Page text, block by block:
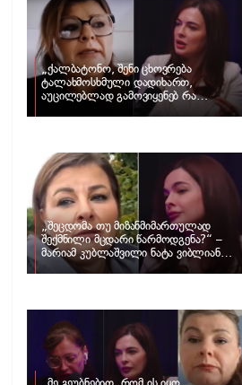
„ქალბატონო, შენი ცხოვრება
ტალახმოსხმული დადიხართ,
აუცილებლად გამოვიყენებ რა
ინფორმაციაც მაქვს“… – რა
მარიამ კუბლაშვილი
„შეცდომა თუ მიზანმიმართულად
შექმნილი მცდარი წარმოდგენა?“ –
მარიამ კუბლაშვილი ნატა ვიბლიანის
საქმეზე ვიდეომიმართვას ავრცელებს